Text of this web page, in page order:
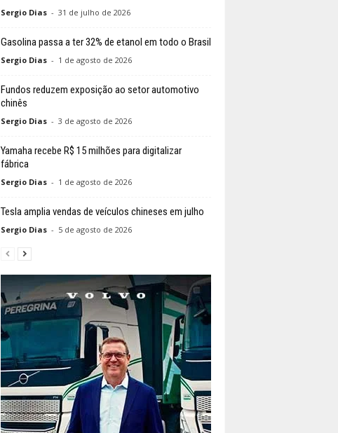
Sergio Dias - 31 de julho de 2026
Gasolina passa a ter 32% de etanol em todo o Brasil
Sergio Dias - 1 de agosto de 2026
Fundos reduzem exposição ao setor automotivo
chinês
Sergio Dias - 3 de agosto de 2026
Yamaha recebe R$ 15 milhões para digitalizar
fábrica
Sergio Dias - 1 de agosto de 2026
Tesla amplia vendas de veículos chineses em julho
Sergio Dias - 5 de agosto de 2026